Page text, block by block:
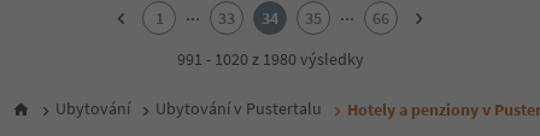
6
1 ... 33 34 35 ...
66
991 - 1020 z 1980 výsledky
Ubytování Ubytování v Pustertalu Hotely a penziony v